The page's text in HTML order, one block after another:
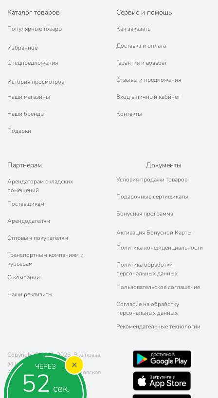
ЧЕРЕЗ
52 сек.
Каталог товаров
Популярные товары
Избранное
Спецпредложения
История просмотров
Наши магазины
Наши бренды
Подарки
Сервис и помощь
Как заказать
Доставка и оплата
Гарантия и возврат
Отзывы и предложения
Вход в личный кабинет
Контакты
Партнерам
Арендаторам складских
помещений
Поставщикам
Арендодателям
Оптовым покупателям
Транспортным компаниям и
курьерам
О компании
Наши реквизиты
Документы
Условия продажи товаров
Подарочные сертификаты
Бонусная программа
Активация Бонусной Карты
Политика конфиденциальности
Политика обработки
персональных данных
Пользовательское соглашение
Согласие на обработку
персональных данных
Рекомендательные технологии
Copyright © 2011-2026. Все права
защищены.
Адрес: г. Москва, ул. Чертановская
20 (метро Южная)
Телефон:8 (800) 770-77-06